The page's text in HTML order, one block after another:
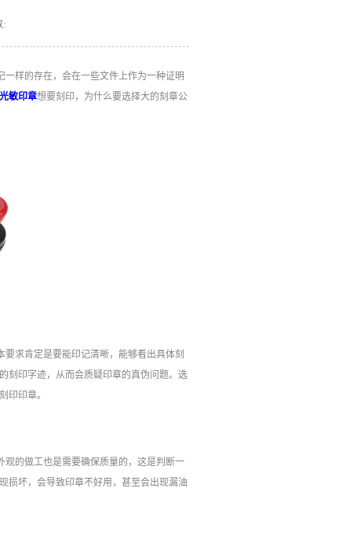
:
样的存在，会在一些文件上作为一种证明
敏印章想要刻印，为什么要选择大的刻章公
求肯定是要能印记清晰，能够看出具体刻
刻印字迹，从而会质疑印章的真伪问题。选
印印章。
的做工也是需要确保质量的，这是判断一
损坏，会导致印章不好用，甚至会出现漏油